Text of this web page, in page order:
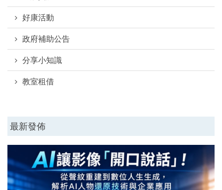
好康活動
政府補助公告
分享小知識
教室租借
最新發佈